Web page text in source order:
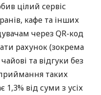
цілий сервіс
кафе та інших
через QR-код
рахунок (зокрема
та відгуки без
приймання таких
1,3% від суми з усіх